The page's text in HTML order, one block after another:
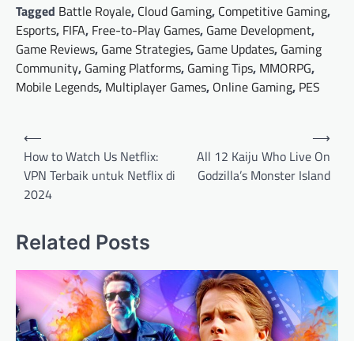
Tagged Battle Royale, Cloud Gaming, Competitive Gaming,
Esports, FIFA, Free-to-Play Games, Game Development,
Game Reviews, Game Strategies, Game Updates, Gaming
Community, Gaming Platforms, Gaming Tips, MMORPG,
Mobile Legends, Multiplayer Games, Online Gaming, PES
Post
navigation
⟵
How to Watch Us Netflix:
VPN Terbaik untuk Netflix di
2024
All 12 Kaiju Who Live On
Godzilla’s Monster Island
⟶
Related Posts